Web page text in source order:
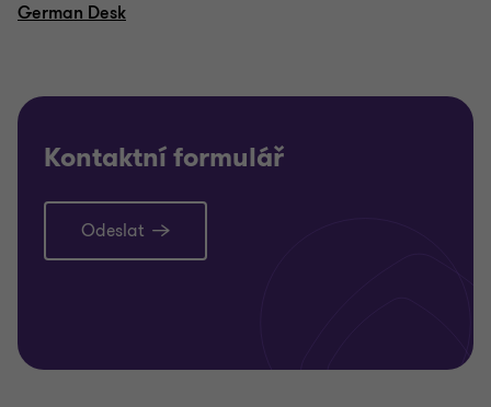
German Desk
Kontaktní formulář
Odeslat